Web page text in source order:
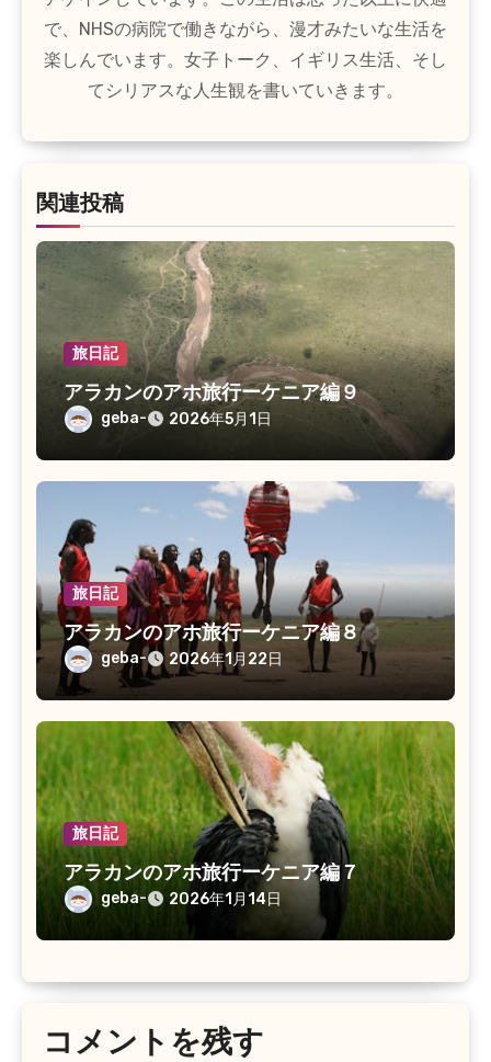
で、NHSの病院で働きながら、漫才みたいな生活を
楽しんでいます。女子トーク、イギリス生活、そし
てシリアスな人生観を書いていきます。
関連投稿
旅日記
アラカンのアホ旅行ーケニア編９
geba- 2026年5月1日
旅日記
アラカンのアホ旅行ーケニア編８
geba- 2026年1月22日
旅日記
アラカンのアホ旅行ーケニア編７
geba- 2026年1月14日
コメントを残す